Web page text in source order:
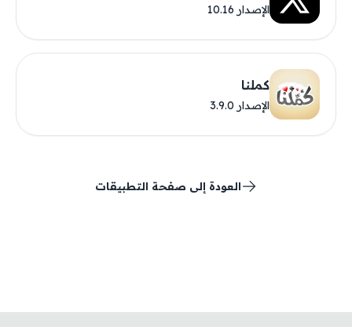
الإصدار 10.16
كملنا
الإصدار 3.9.0
العودة إلى صفحة التطبيقات